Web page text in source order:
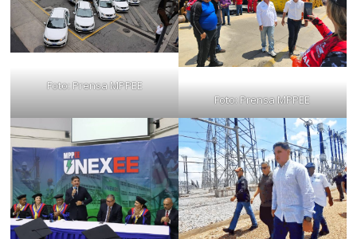
Foto: Prensa MPPEE
Foto: Prensa MPPEE